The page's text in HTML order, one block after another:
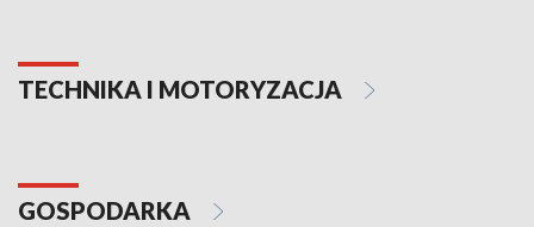
TECHNIKA I MOTORYZACJA
GOSPODARKA